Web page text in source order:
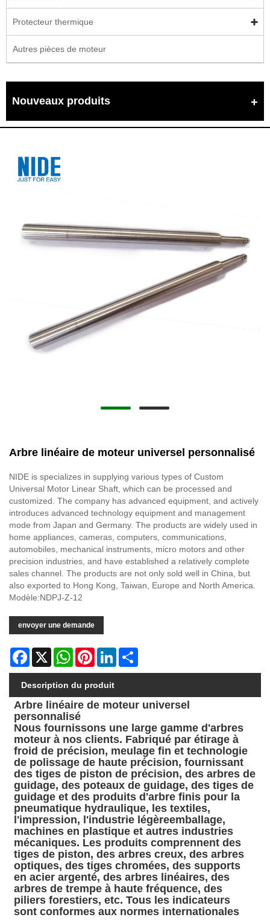
Protecteur thermique
Autres pièces de moteur
Nouveaux produits
Arbre linéaire de moteur universel personnalisé
NIDE is specializes in supplying various types of Custom
Universal Motor Linear Shaft, which can be processed and
customized. The company has advanced equipment, and actively
introduces advanced technology equipment and management
mode from Japan and Germany. The products are widely used in
home appliances, cameras, computers, communications,
automobiles, mechanical instruments, micro motors and other
precision industries, and have established a relatively complete
sales channel. The products are not only sold well in China, but
also exported to Hong Kong, Taiwan, Europe and North America.
Modèle:NDPJ-Z-12
envoyer une demande
Facebook
X WhatsAppPinterestLinkedIn
Description du produit
Arbre linéaire de moteur universel
personnalisé
Nous fournissons une large gamme d'arbres
moteur à nos clients. Fabriqué par étirage à
froid de précision, meulage fin et technologie
de polissage de haute précision, fournissant
des tiges de piston de précision, des arbres de
guidage, des poteaux de guidage, des tiges de
guidage et des produits d'arbre finis pour la
pneumatique hydraulique, les textiles,
l'impression, l'industrie légèreemballage,
machines en plastique et autres industries
mécaniques. Les produits comprennent des
tiges de piston, des arbres creux, des arbres
optiques, des tiges chromées, des supports
en acier argenté, des arbres linéaires, des
arbres de trempe à haute fréquence, des
piliers forestiers, etc. Tous les indicateurs
sont conformes aux normes internationales